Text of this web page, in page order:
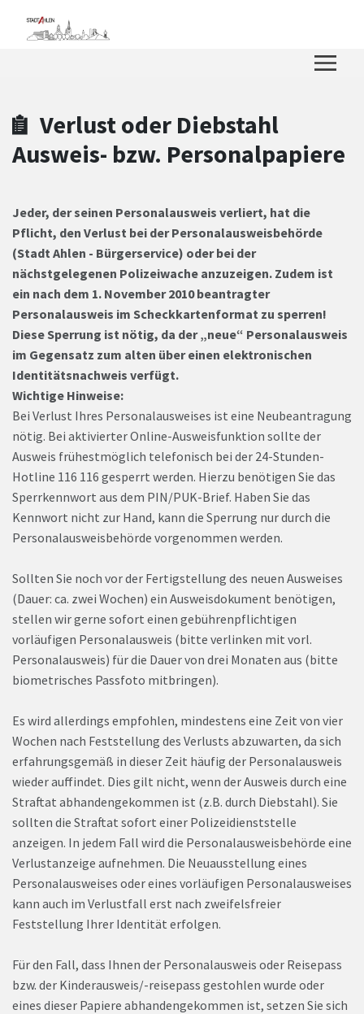
Zum Header
Zum Hauptinhalt
Zum Footer
Zum Hauptinhalt springen
Verlust oder Diebstahl
Ausweis- bzw. Personalpapiere
Jeder, der seinen Personalausweis verliert, hat die
Pflicht, den Verlust bei der Personalausweisbehörde
(Stadt Ahlen - Bürgerservice) oder bei der
nächstgelegenen Polizeiwache anzuzeigen. Zudem ist
ein nach dem 1. November 2010 beantragter
Personalausweis im Scheckkartenformat zu sperren!
Diese Sperrung ist nötig, da der „neue“ Personalausweis
im Gegensatz zum alten über einen elektronischen
Identitätsnachweis verfügt.
Wichtige Hinweise:
Bei Verlust Ihres Personalausweises ist eine Neubeantragung
nötig. Bei aktivierter Online-Ausweisfunktion sollte der
Ausweis frühestmöglich telefonisch bei der 24-Stunden-
Hotline 116 116 gesperrt werden. Hierzu benötigen Sie das
Sperrkennwort aus dem PIN/PUK-Brief. Haben Sie das
Kennwort nicht zur Hand, kann die Sperrung nur durch die
Personalausweisbehörde vorgenommen werden.
Sollten Sie noch vor der Fertigstellung des neuen Ausweises
(Dauer: ca. zwei Wochen) ein Ausweisdokument benötigen,
stellen wir gerne sofort einen gebührenpflichtigen
vorläufigen Personalausweis (bitte verlinken mit vorl.
Personalausweis) für die Dauer von drei Monaten aus (bitte
biometrisches Passfoto mitbringen).
Es wird allerdings empfohlen, mindestens eine Zeit von vier
Wochen nach Feststellung des Verlusts abzuwarten, da sich
erfahrungsgemäß in dieser Zeit häufig der Personalausweis
wieder auffindet. Dies gilt nicht, wenn der Ausweis durch eine
Straftat abhandengekommen ist (z.B. durch Diebstahl). Sie
sollten die Straftat sofort einer Polizeidienststelle
anzeigen. In jedem Fall wird die Personalausweisbehörde eine
Verlustanzeige aufnehmen. Die Neuausstellung eines
Personalausweises oder eines vorläufigen Personalausweises
kann auch im Verlustfall erst nach zweifelsfreier
Feststellung Ihrer Identität erfolgen.
Für den Fall, dass Ihnen der Personalausweis oder Reisepass
bzw. der Kinderausweis/-reisepass gestohlen wurde oder
eines dieser Papiere abhandengekommen ist, setzen Sie sich